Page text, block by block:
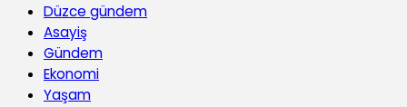
Düzce gündem
Asayiş
Gündem
Ekonomi
Yaşam